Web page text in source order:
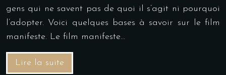
gens qui ne savent pas de quoi il s’agit ni pourquoi
l’adopter. Voici quelques bases à savoir sur le film
manifeste. Le film manifeste…
Lire la suite